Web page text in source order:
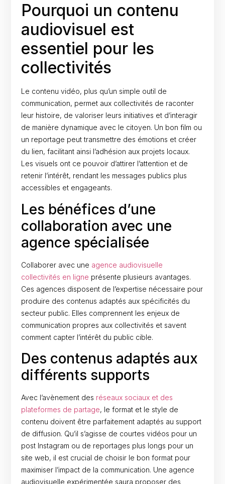
Pourquoi un contenu
audiovisuel est
essentiel pour les
collectivités
Le contenu vidéo, plus qu’un simple outil de
communication, permet aux collectivités de raconter
leur histoire, de valoriser leurs initiatives et d’interagir
de manière dynamique avec le citoyen. Un bon film ou
un reportage peut transmettre des émotions et créer
du lien, facilitant ainsi l’adhésion aux projets locaux.
Les visuels ont ce pouvoir d’attirer l’attention et de
retenir l’intérêt, rendant les messages publics plus
accessibles et engageants.
Les bénéfices d’une
collaboration avec une
agence spécialisée
Collaborer avec une agence audiovisuelle
collectivités en ligne présente plusieurs avantages.
Ces agences disposent de l’expertise nécessaire pour
produire des contenus adaptés aux spécificités du
secteur public. Elles comprennent les enjeux de
communication propres aux collectivités et savent
comment capter l’intérêt du public cible.
Des contenus adaptés aux
différents supports
Avec l’avènement des réseaux sociaux et des
plateformes de partage, le format et le style de
contenu doivent être parfaitement adaptés au support
de diffusion. Qu’il s’agisse de courtes vidéos pour un
post Instagram ou de reportages plus longs pour un
site web, il est crucial de choisir le bon format pour
maximiser l’impact de la communication. Une agence
audiovisuelle expérimentée saura proposer des